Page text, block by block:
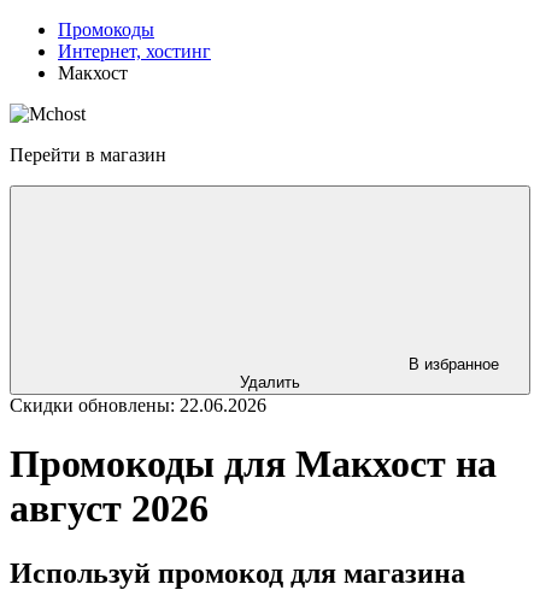
Промокоды
Интернет, хостинг
Макхост
Перейти в магазин
В избранное
Удалить
Скидки обновлены: 22.06.2026
Промокоды для Макхост на
август 2026
Используй промокод для магазина